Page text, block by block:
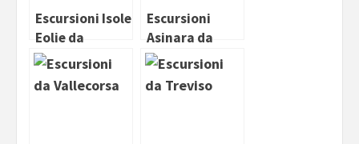
Escursioni Isole
Eolie da
Milazzo
Escursioni
Asinara da
Stintino